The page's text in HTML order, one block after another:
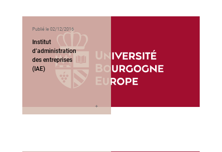
Publié le 02/12/2016
Institut
d’administration
des entreprises
(IAE)